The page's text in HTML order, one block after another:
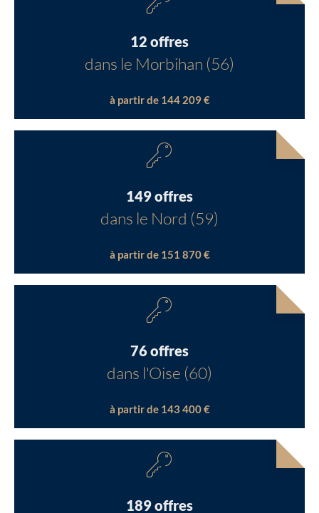
12 offres
dans le Morbihan (56)
à partir de 144 209 €
149 offres
dans le Nord (59)
à partir de 151 870 €
76 offres
dans l'Oise (60)
à partir de 143 400 €
189 offres